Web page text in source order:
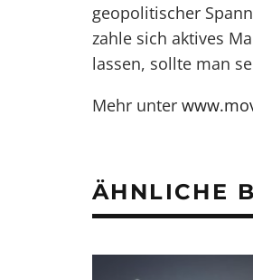
geopolitischer
zahle sich aktives
lassen, sollte man
Mehr unter
ÄHNLICHE